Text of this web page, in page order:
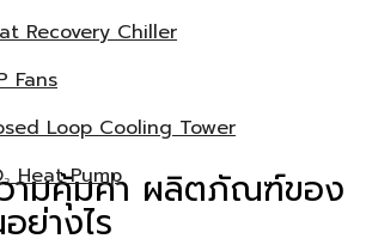
Recovery Chiller
Fans
Loop Cooling Tower
Heat Pump
Control & Cloud Service
นิ้ว รองรับระบบ BMS และเชื่อมต่อ Cloud
Fi เพื่อการตรวจสอบการทำงานระยะไกล
ามคุ้มค่า ผลิตภัณฑ์ของ
ย่างไร